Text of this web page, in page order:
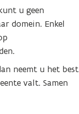
u geen
domein. Enkel
neemt u het best
valt. Samen